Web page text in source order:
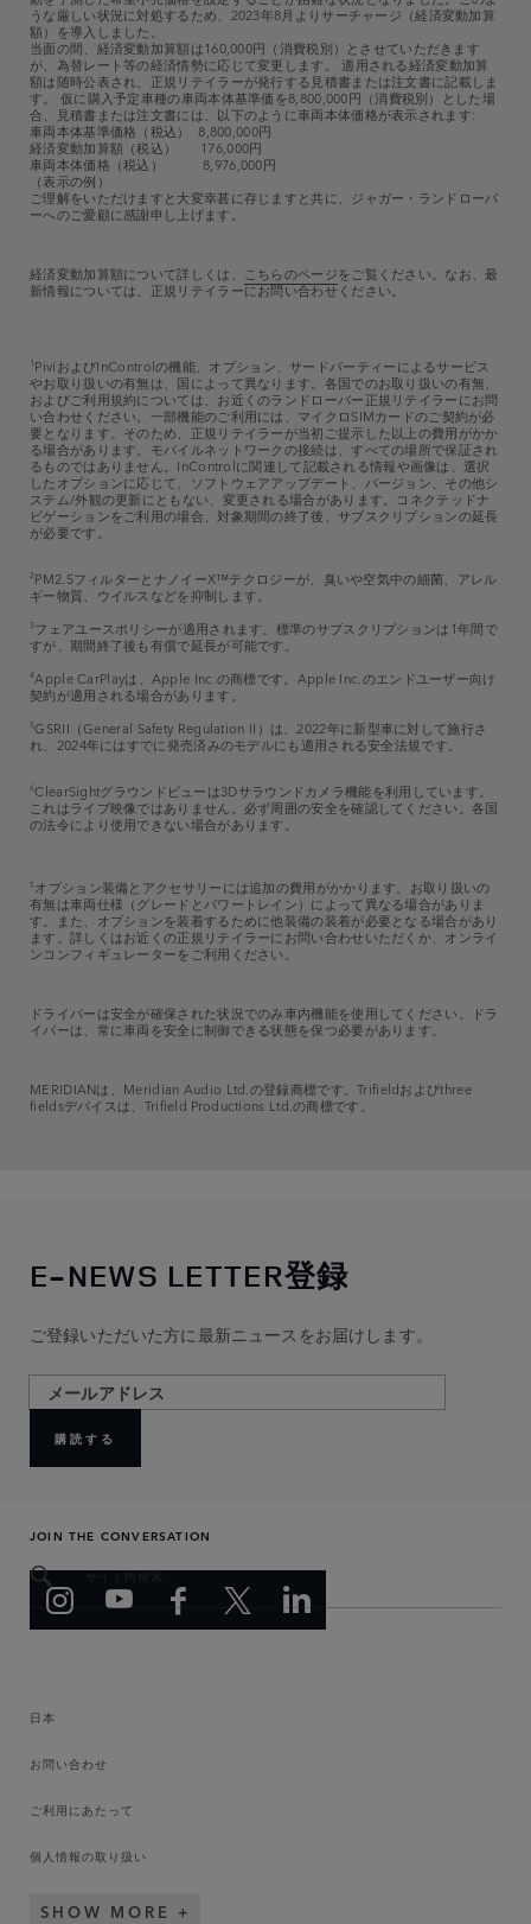
うな厳しい状況に対処するため、2023年8月よりサーチャージ（経済変動加算
額）を導入しました。‎‎
当面の間、経済変動加算額は160,000円（消費税別）とさせていただきます
が、為替レート等の経済情勢に応じて変更します。 適用される経済変動加算
額は随時公表され、正規リテイラーが発行する見積書または注文書に記載しま
す。 仮に購入予定車種の車両本体基準価を‎8,800,000円（消費税別）とし‎た場
合、見積書または注文書には、以下のように車両本体価格が表示されます:
車両本体基準価格（税込）‎ ‎8,800,000円
経済変動加算額（税込）‎ ‎ 176,000円
車両本体価格（税込）‎ ‎ 8,976,000円
‎（表示の例‎）
ご理解をいただけますと大変幸甚に存じますと共に、ジャガー・ランドローバ
ーへのご愛顧に感謝申し上げます。
経済変動加算額について詳しくは、 こちらのページをご覧ください。なお、最
新情報については、正規リテイラーにお問い合わせください。
1 PiviおよびInControlの機能、オプション、サードパーティーによるサービス
やお取り扱いの有無は、国によって異なります。各国でのお取り扱いの有無、
およびご利用規約については、お近くのランドローバー正規リテイラーにお問
い合わせください。一部機能のご利用には、マイクロSIMカードのご契約が必
要となります。そのため、正規リテイラーが当初ご提示した以上の費用がかか
る場合があります。モバイルネットワークの接続は、すべての場所で保証され
るものではありません。InControlに関連して記載される情報や画像は、選択
したオプションに応じて、ソフトウェアアップデート、バージョン、その他シ
ステム/外観の更新にともない、変更される場合があります。コネクテッドナ
ビゲーションをご利用の場合、対象期間の終了後、サブスクリプションの延長
が必要です。
2PM2.5フィルターとナノイーX™テクロジーが、臭いや空気中の細菌、アレル
ギー物質、ウイルスなどを抑制します。
3フェアユースポリシーが適用されます。標準のサブスクリプションは1年間で
すが、期間終了後も有償で延長が可能です。
4Apple CarPlayは、Apple Inc.の商標です。Apple Inc.のエンドユーザー向け
契約が適用される場合があります。
5GSRII（General Safety Regulation II）は、2022年に新型車に対して施行さ
れ、2024年にはすでに発売済みのモデルにも適用される安全法規です。
6ClearSightグラウンドビューは3Dサラウンドカメラ機能を利用しています。
これはライブ映像ではありません。必ず周囲の安全を確認してください。各国
の法令により使用できない場合があります。
‡ オプション装備とアクセサリーには追加の費用がかかります。お取り扱いの
有無は車両仕様（グレードとパワートレイン）によって異なる場合がありま
す。また、オプションを装着するために他装備の装着が必要となる場合があり
ます。詳しくはお近くの正規リテイラーにお問い合わせいただくか、オンライ
ンコンフィギュレーターをご利用ください。
ドライバーは安全が確保された状況でのみ車内機能を使用してください。ドラ
イバーは、常に車両を安全に制御できる状態を保つ必要があります。
MERIDIANは、Meridian Audio Ltd.の登録商標です。Trifieldおよびthree
fieldsデバイスは、Trifield Productions Ltd.の商標です。
E-NEWS LETTER登録
ご登録いただいた方に最新ニュースをお届けします。
購読する
JOIN THE CONVERSATION
サイト内検索
日本
お問い合わせ
ご利用にあたって
個人情報の取り扱い
SHOW MORE